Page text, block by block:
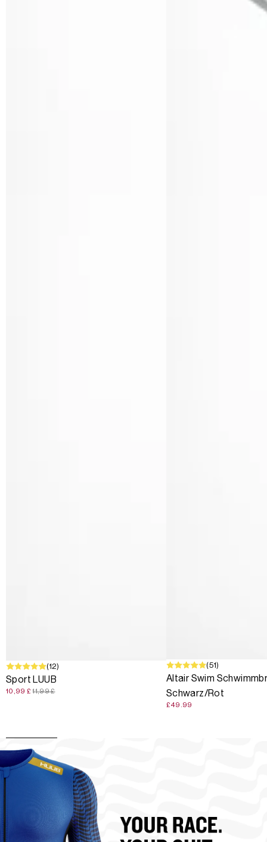
SALE (12)
Sport LUUB
10,99 £ 11,99 £
(51)
Altair Swim
Schwarz/Rot
£49.99